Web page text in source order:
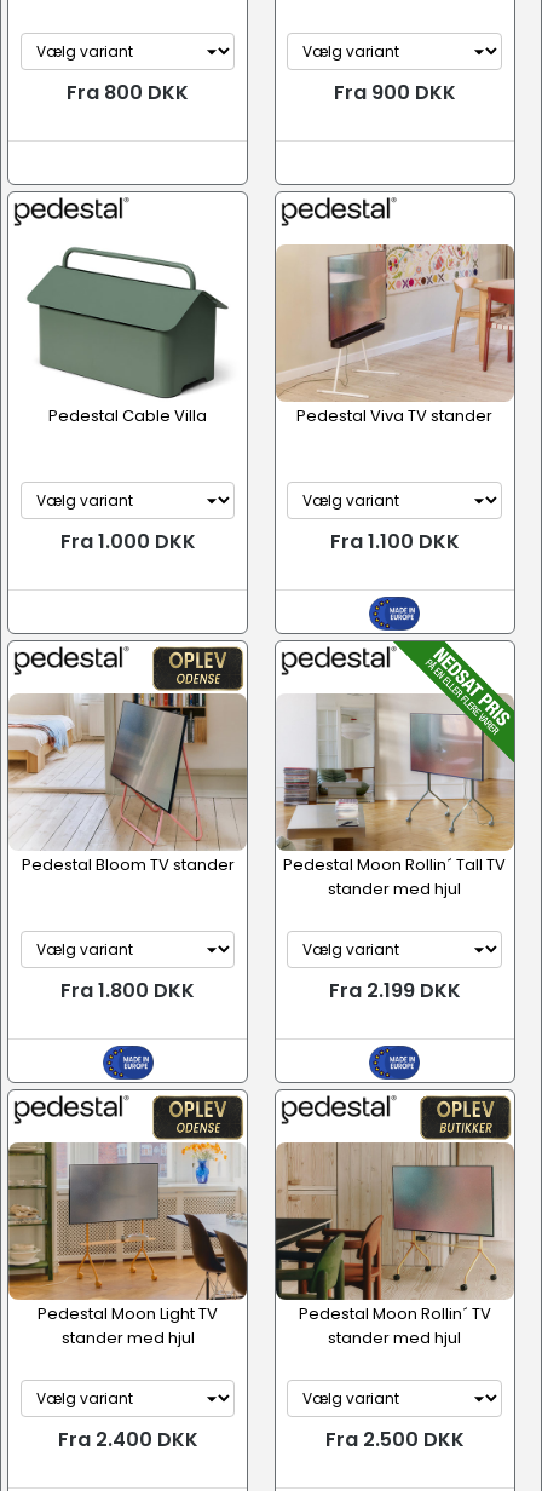
Fra 800 DKK Fra 900 DKK
Pedestal Cable Villa
Fra 1.000 DKK
Pedestal Viva TV stander
Fra 1.100 DKK
Pedestal Bloom TV stander
Fra 1.800 DKK
Pedestal Moon Rollin´ Tall TV
stander med hjul
Fra 2.199 DKK
Pedestal Moon Light TV
stander med hjul
Fra 2.400 DKK
Pedestal Moon Rollin´ TV
stander med hjul
Fra 2.500 DKK